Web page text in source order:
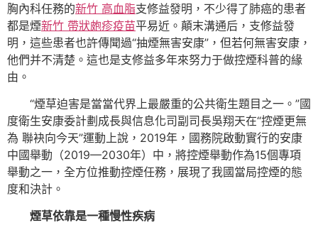
胸內科任務的新竹 高血脂支修益發明，不少得了肺癌的患者
都是煙新竹 帶狀皰疹疫苗平易近。顛末溝通后，支修益發
明，這些患者也許傳聞過“抽煙無害安康”，但若何無害安康，
他們并不清楚。這也是支修益多年來努力于做控煙科普的緣
由。
“煙草迫害是當當代界上最嚴重的公共衛生題目之一。”國
度衛生安康委計劃成長與信息化司副司長吳翔天在“控煙更無
為 聯袂向今天”運動上說，2019年，國務院啟動實行的安康
中國舉動（2019—2030年）中，將控煙舉動作為15個專項
舉動之一，全方位推動控煙任務，展現了我國當局控煙的態
度和決計。
煙草依靠是一種慢性疾病